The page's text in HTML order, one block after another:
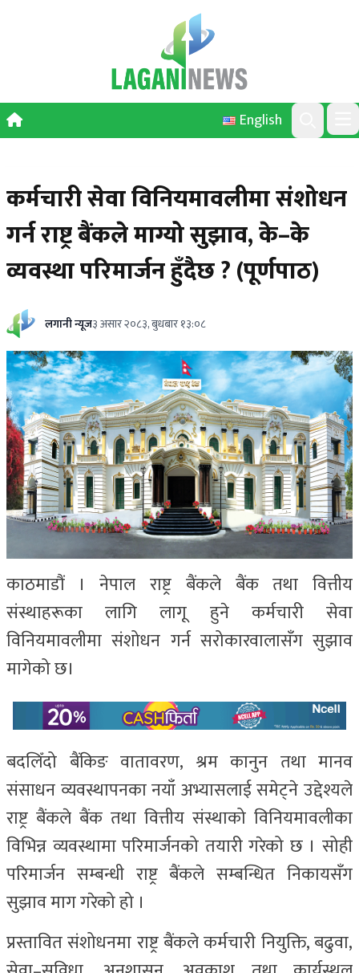
English
Search
कर्मचारी सेवा विनियमावलीमा संशोधन
गर्न राष्ट्र बैंकले माग्यो सुझाव, के–के
व्यवस्था परिमार्जन हुँदैछ ? (पूर्णपाठ)
लगानी न्यूज३ असार २०८३, बुधबार १३:०८
काठमाडौं । नेपाल राष्ट्र बैंकले बैंक तथा वित्तीय
संस्थाहरूका लागि लागू हुने कर्मचारी सेवा
विनियमावलीमा संशोधन गर्न सरोकारवालासँग सुझाव
मागेको छ।
बदलिँदो बैंकिङ वातावरण, श्रम कानुन तथा मानव
संसाधन व्यवस्थापनका नयाँ अभ्यासलाई समेट्ने उद्देश्यले
राष्ट्र बैंकले बैंक तथा वित्तीय संस्थाको विनियमावलीका
विभिन्न व्यवस्थामा परिमार्जनको तयारी गरेको छ । सोही
परिमार्जन सम्बन्धी राष्ट्र बैंकले सम्बन्धित निकायसँग
सुझाव माग गरेको हो ।
प्रस्तावित संशोधनमा राष्ट्र बैंकले कर्मचारी नियुक्ति, बढुवा,